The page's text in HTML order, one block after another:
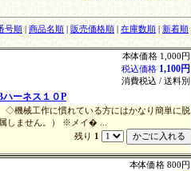
号順 商品名順 販売価格順 在庫数順 新着順
本体価格 1,000円
税込価格 1,100円
消費税込 / 送料別
ーネス１０P
機械工作に慣れている方にはかなり簡単に脱
しません。） ※メイ� ...
残り 1
本体価格 800円